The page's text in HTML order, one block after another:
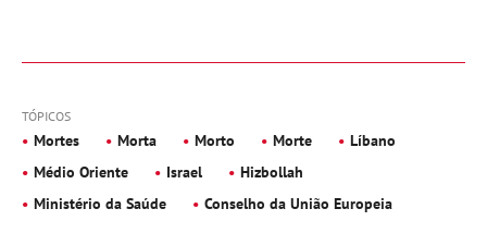
TÓPICOS
Mortes Morta Morto Morte
Líbano
Médio Oriente
Israel
Hizbollah
Ministério da Saúde
Conselho da União Europeia